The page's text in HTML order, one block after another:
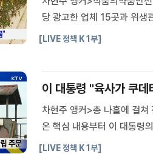
질병관리청
공정거래위원회
국가테러대책위원회
중앙선거관리위원회
원
당 광고한 업체 15곳과 위생
테비아 토마토는 세척한 방
[LIVE 정책 K 1부]
이 대통령 "육사가 쿠
차현주 앵커>총 나흘에 걸쳐
온 핵심 내용부터 이 대통령
김준이 / 시사평론가)차현주
[LIVE 정책 K 1부]